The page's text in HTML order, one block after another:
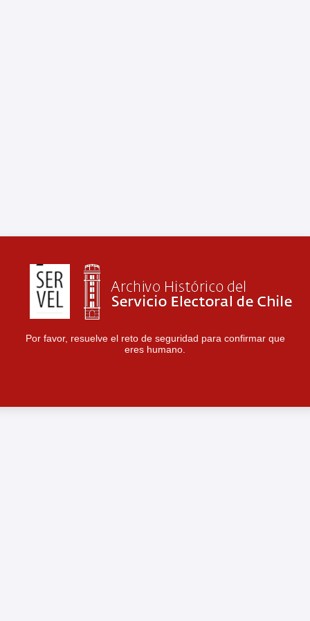
Por favor, resuelve el reto de seguridad para confirmar que
eres humano.